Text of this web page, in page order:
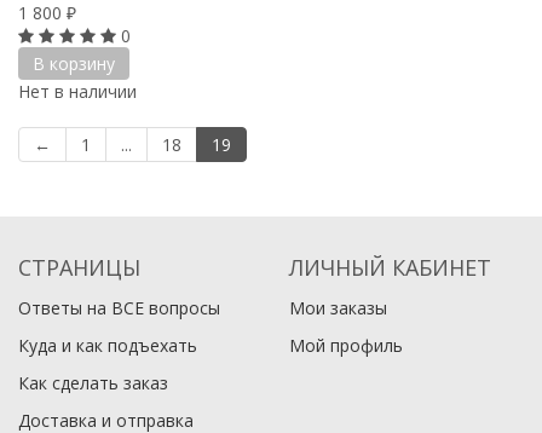
1 800 ₽
0
В корзину
Нет в наличии
← 1 ... 18 19
СТРАНИЦЫ
Ответы на ВСЕ вопросы
Куда и как подъехать
Как сделать заказ
Доставка и отправка
ЛИЧНЫЙ КАБИНЕТ
Мои заказы
Мой профиль